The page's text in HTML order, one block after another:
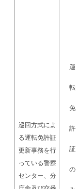
巡回方式によ
る運転免許証
更新事務を行
っている警察
センター、分
運
転
免
許
証
の